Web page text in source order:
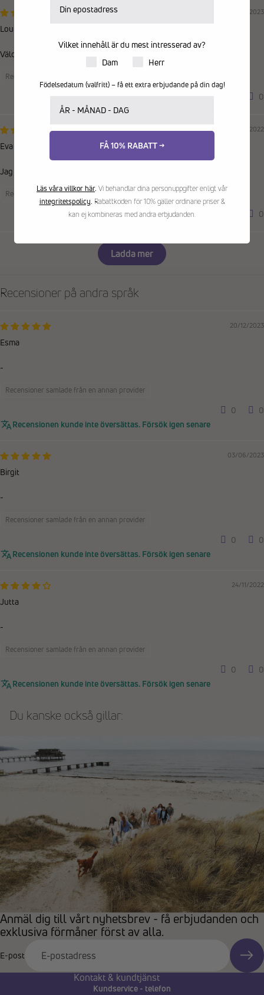
11/12/2023
Louise
Väldigt skön strumpa som satt bra!
Recensioner samlade från en annan provider
0
01/11/2022
Eva
Jag älskar Falkes knästrumpor. Inga andra kan mäta sig med dem.
Recensioner samlade från en annan provider
0
Ladda mer
Recensioner på andra språk
20/12/2023
Esma
-
Recensioner samlade från en annan provider
0
0
Recensionen kunde inte översättas. Försök igen senare
03/06/2023
Birgit
-
Recensioner samlade från en annan provider
0
0
Recensionen kunde inte översättas. Försök igen senare
24/11/2022
Jutta
-
Recensioner samlade från en annan provider
0
0
Recensionen kunde inte översättas. Försök igen senare
Du kanske också gillar:
Anmäl dig till vårt nyhetsbrev - få erbjudanden och
exklusiva förmåner först av alla.
E-post
Kontakt & kundtjänst
Kundservice - telefon
Vilket innehåll är du mest intresserad av?
Produkter för dam eller herr
Dam Herr
Födelsedatum (valfritt) – få ett extra erbjudande på din dag!
FÅ 10% RABATT →
Läs våra villkor här. Vi behandlar dina personuppgifter enligt vår
integritetspolicy. Rabattkoden för 10% gäller ordinarie priser &
kan ej kombineras med andra erbjudanden.